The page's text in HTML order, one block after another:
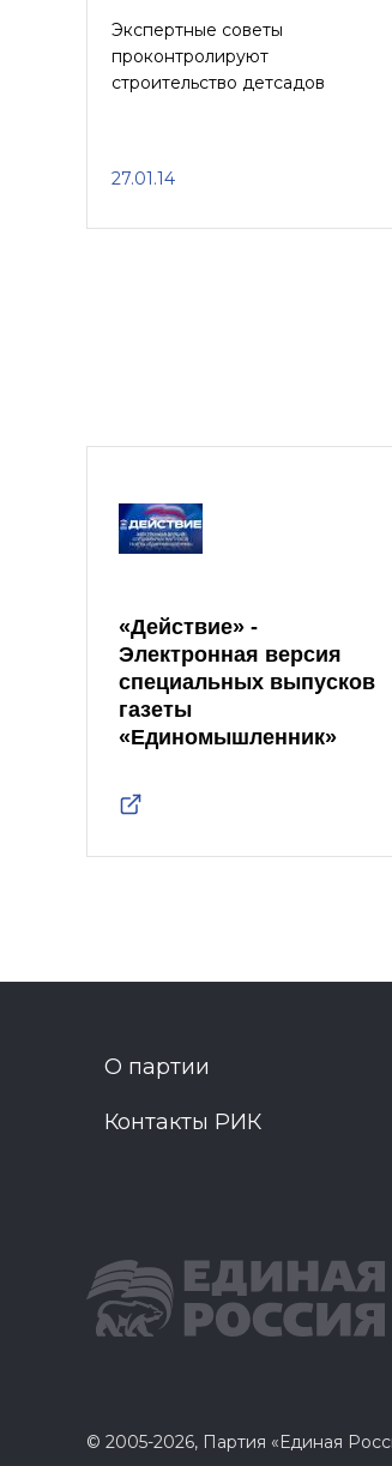
Экспертные советы
проконтролируют
строительство детсадов
27.01.14
«Действие» -
Электронная версия
специальных выпусков
газеты
«Единомышленник»
О партии
Контакты РИК
© 2005-2026, Партия «Единая